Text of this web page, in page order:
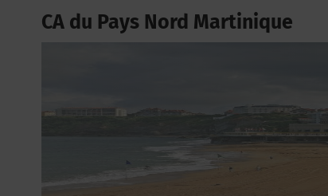
CA du Pays Nord Martinique